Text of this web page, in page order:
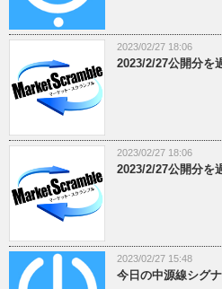
2023/02/27 18:06
2023/2/27公開分を
2023/02/27 18:06
2023/2/27公開分を
2023/02/27 15:48
今日の中源線シグ